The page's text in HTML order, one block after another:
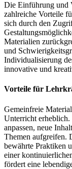
Die Einführung und
zahlreiche Vorteile
sich durch den
Materialien
und
Individualisierung
innovative und
Vorteile für
Gemeinfreie
Unterricht
anpassen, neue
Themen aufgreifen.
bewährte Praktiken
einer
fördert eine